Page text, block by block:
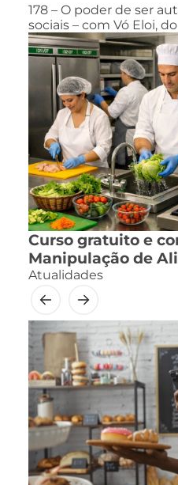
178 – O poder de ser
sociais – com Vó Eloi,
Curso gratuito e
Manipulação de
Atualidades